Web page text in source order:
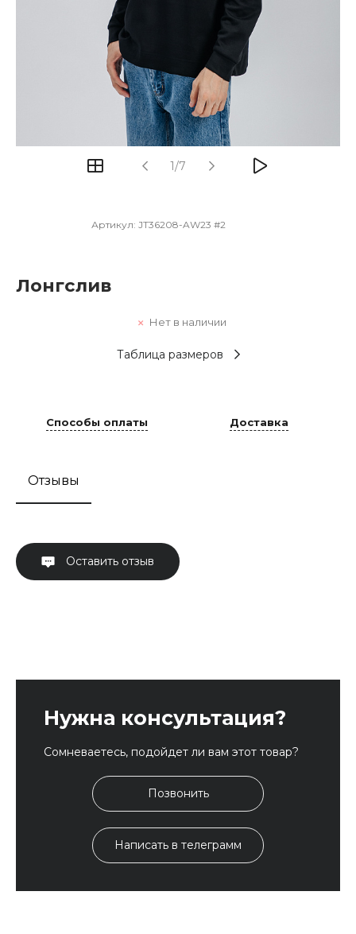
1/7
Артикул: JT36208-AW23 #2
Лонгслив
Нет в наличии
Таблица размеров
Способы оплаты Доставка
Отзывы
Оставить отзыв
Нужна консультация?
Сомневаетесь, подойдет ли вам этот товар?
Позвонить
Написать в телеграмм